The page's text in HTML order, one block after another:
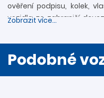
ověření podpisu, kolek,
vozidla ze zahraničí
prostřednictvím
provozovně. Nejedná se
(nabídky) ve smyslu § 1731
Občanského zákoníku.
Zobrazit více...
Podobné